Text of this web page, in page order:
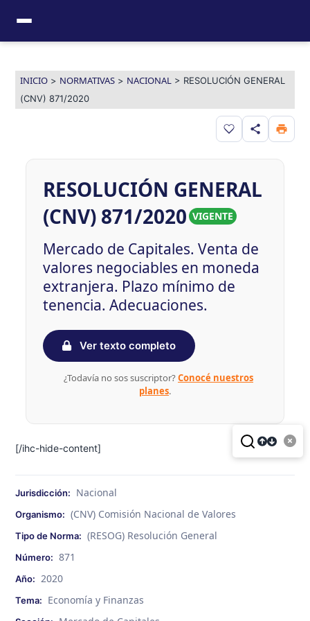
contenido
INICIO> NORMATIVAS> NACIONAL> RESOLUCIÓN GENERAL
(CNV) 871/2020
Guardar en
RESOLUCIÓN GENERAL
(CNV) 871/2020 VIGENTE
Mercado de Capitales. Venta de
valores negociables en moneda
extranjera. Plazo mínimo de
tenencia. Adecuaciones.
Ver texto completo
¿Todavía no sos suscriptor?Conocé nuestros
planes.
[/ihc-hide-content]
Jurisdicción: Nacional
Organismo: (CNV) Comisión Nacional de Valores
Tipo de Norma: (RESOG) Resolución General
Número: 871
Año: 2020
Tema: Economía y Finanzas